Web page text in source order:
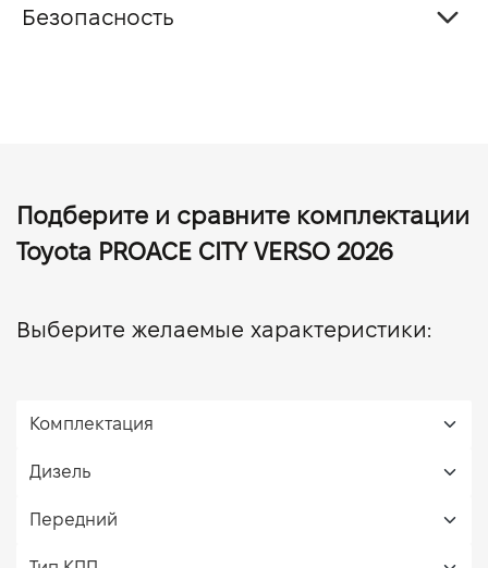
Безопасность
Подберите и сравните комплектации
Toyota PROACE CITY VERSO 2026
Выберите желаемые характеристики: